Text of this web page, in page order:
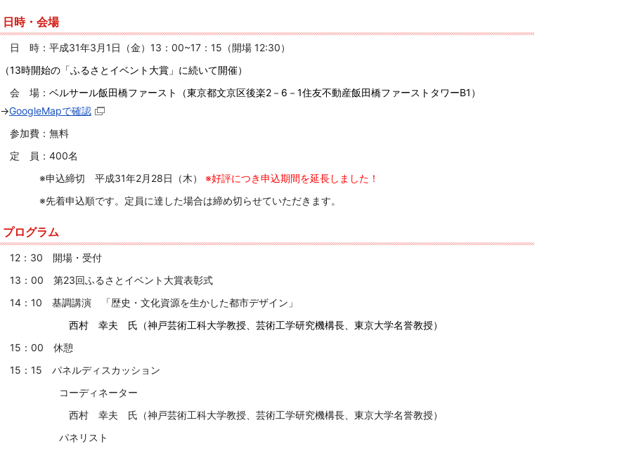
日時・会場
日 時：平成31年3月1日（金）13：00~17：15 （開場 12:30）
（13時開始の「ふるさとイベント大賞」に続いて開催）
会 場： ベルサール飯田橋ファースト（東京都文京区後楽2－ 6 － 1住友不動産飯田橋ファーストタワーB1 ）
→GoogleMapで確認
参加費：無料
定 員：400名
※申込締切 平成31年2月28日（木） ※好評につき申込期間を延長しました！
※先着申込順です。定員に達した場合は締め切らせていただきます。
プログラム
12：30 開場・受付
13：00 第23回ふるさとイベント大賞表彰式
14：10 基調講演 「歴史・文化資源を生かした都市デザイン」
西村 幸夫 氏（神戸芸術工科大学教授、芸術工学研究機構長、東京大学名誉教授）
15：00 休憩
15：15 パネルディスカッション
コーディネーター
西村 幸夫 氏（神戸芸術工科大学教授、芸術工学研究機構長、東京大学名誉教授）
パネリスト